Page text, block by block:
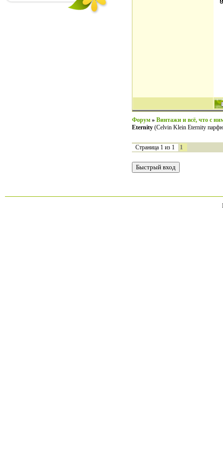
Форум » Винтажи и всё, что с
Eternity (Сelvin Klein Eternity
Страница 1 из 1 1